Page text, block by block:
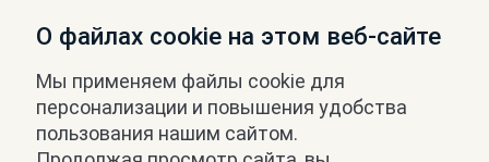
О файлах cookie на этом веб-сайте
Мы применяем файлы cookie для
персонализации и повышения удобства
пользования нашим сайтом.